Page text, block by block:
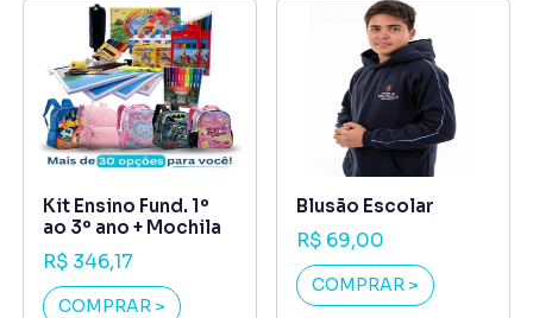
Kit Ensino Fund. 1º
ao 3º ano + Mochila
R$ 346,17
COMPRAR >
Blusão Escolar
R$ 69,00
COMPRAR >